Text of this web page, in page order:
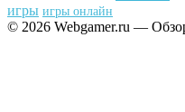
игры игры онлайн
© 2026 Webgamer.ru —